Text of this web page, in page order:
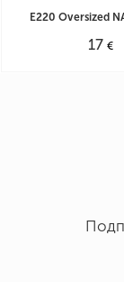
E220 Oversized
17 €